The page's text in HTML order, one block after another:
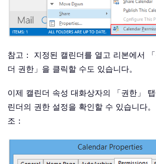
참고： 지정된 캘린더를 열고 리본에서
더 권한」을 클릭할 수도 있습니다。
이제 캘린더 속성 대화상자의 「권한」
린더의 권한 설정을 확인할 수 있습니다
조：